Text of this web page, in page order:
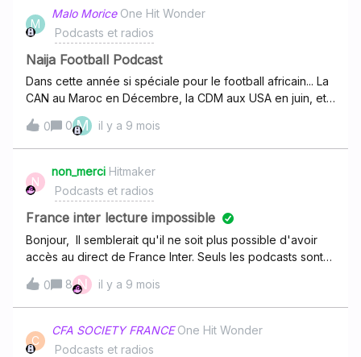
me le flux RSS est désormais inactif, je ne peux plus le
retirer moi-même. Merci de bien vouloir le supprimer
définitivement de Deezer.Cordialement, Petitprez
Benjamin
M
Malo Morice One Hit Wonder
Podcasts et radios
Naija Football Podcast
Dans cette année si spéciale pour le football africain... La
CAN au Maroc en Décembre, la CDM aux USA en juin, et
entre temps, l'enfer des qualifications pour cette CDM...
Naija Football se diversifie afin de permettre au plus
grand nombres de continuer à suivre au mieux tous ces
défis
0 0 M il y a 9 mois
N
non_merci Hitmaker
Podcasts et radios
France inter lecture impossible
Bonjour, Il semblerait qu'il ne soit plus possible d'avoir
accès au direct de France Inter. Seuls les podcasts sont
proposés. Est-ce que d'autres personnes sont
concernées ? Merci de votre aide
0 8 N il y a 9 mois
C
CFA SOCIETY FRANCE One Hit Wonder
Podcasts et radios